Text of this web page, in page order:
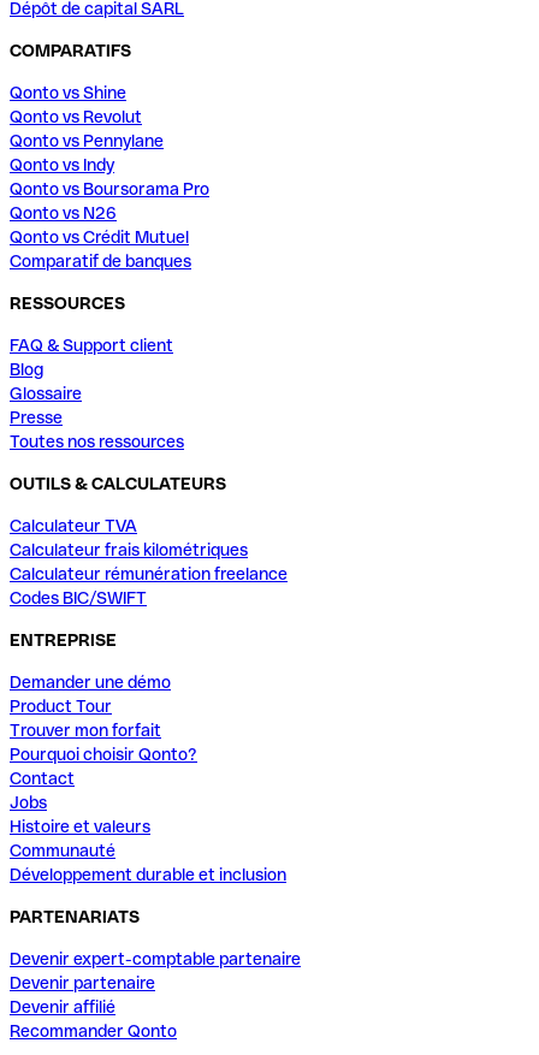
Dépôt de capital SARL
COMPARATIFS
Qonto vs Shine
Qonto vs Revolut
Qonto vs Pennylane
Qonto vs Indy
Qonto vs Boursorama Pro
Qonto vs N26
Qonto vs Crédit Mutuel
Comparatif de banques
RESSOURCES
FAQ & Support client
Blog
Glossaire
Presse
Toutes nos ressources
OUTILS & CALCULATEURS
Calculateur TVA
Calculateur frais kilométriques
Calculateur rémunération freelance
Codes BIC/SWIFT
ENTREPRISE
Demander une démo
Product Tour
Trouver mon forfait
Pourquoi choisir Qonto?
Contact
Jobs
Histoire et valeurs
Communauté
Développement durable et inclusion
PARTENARIATS
Devenir expert-comptable partenaire
Devenir partenaire
Devenir affilié
Recommander Qonto